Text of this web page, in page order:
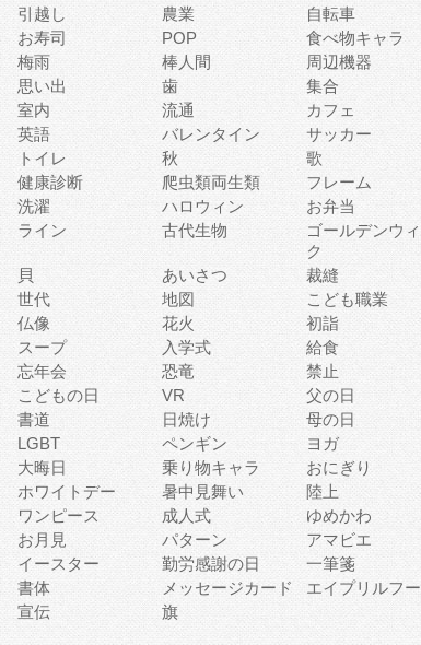
引越し 農業
自転車
お寿司 POP
食べ物キャラ
梅雨 棒人間
周辺機器
思い出 歯
集合
室内 流通
カフェ
英語 バレンタイン
サッカー
トイレ 秋
歌
健康診断 爬虫類両生類
フレーム
洗濯 ハロウィン
お弁当
ライン 古代生物
ゴールデンウ
ク
貝 あいさつ
裁縫
世代 地図
こども職業
仏像 花火
初詣
スープ 入学式
給食
忘年会 恐竜
禁止
こどもの日 VR
父の日
書道 日焼け
母の日
LGBT ペンギン
ヨガ
大晦日 乗り物キャラ
おにぎり
ホワイトデー 暑中見舞い
陸上
ワンピース 成人式
ゆめかわ
お月見 パターン
アマビエ
イースター 勤労感謝の日
一筆箋
書体 メッセージカード
エイプリルフ
宣伝 旗